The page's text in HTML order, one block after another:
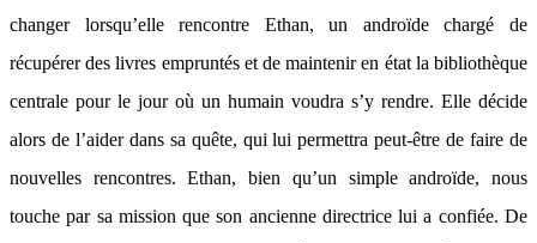
changer lorsqu’elle rencontre Ethan, un androïde chargé de
récupérer des livres empruntés et de maintenir en état la bibliothèque
centrale pour le jour où un humain voudra s’y rendre. Elle décide
alors de l’aider dans sa quête, qui lui permettra peut-être de faire de
nouvelles rencontres. Ethan, bien qu’un simple androïde, nous
touche par sa mission que son ancienne directrice lui a confiée. De